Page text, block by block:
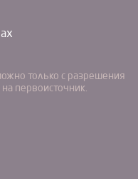
только с разрешения
первоисточник.